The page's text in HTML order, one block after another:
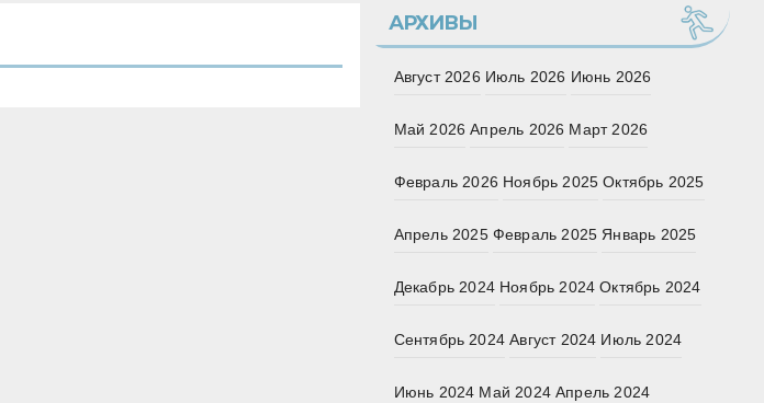
АРХИВЫ
Август 2026 Июль 2026 Июнь 2026
Май 2026 Апрель 2026 Март 2026
Февраль 2026 Ноябрь 2025 Октябрь 2025
Апрель 2025 Февраль 2025 Январь 2025
Декабрь 2024 Ноябрь 2024 Октябрь 2024
Сентябрь 2024 Август 2024 Июль 2024
Июнь 2024 Май 2024 Апрель 2024